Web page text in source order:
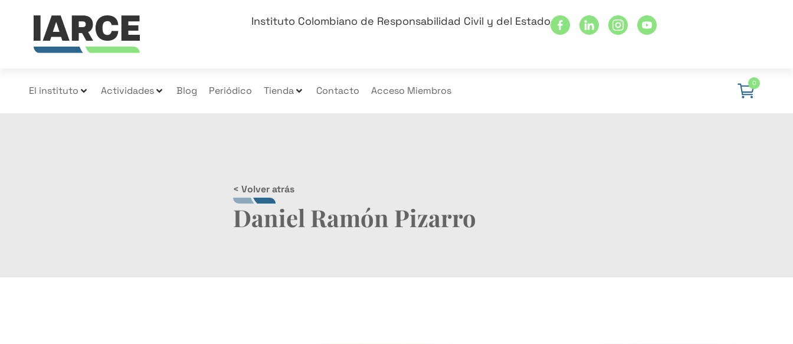
Instituto Colombiano de Responsabilidad Civil y del Estado
El instituto Actividades Blog Periódico Tienda Contacto Acceso Miembros
0
< Volver atrás
Daniel Ramón Pizarro